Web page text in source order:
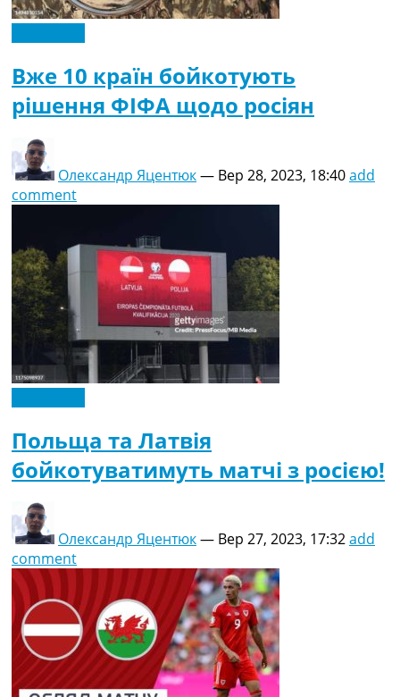
Вже 10 країн бойкотують
рішення ФІФА щодо росіян
Олександр Яцентюк— Вер 28, 2023, 18:40add
comment
Польща та Латвія
бойкотуватимуть матчі з росією!
Олександр Яцентюк— Вер 27, 2023, 17:32add
comment